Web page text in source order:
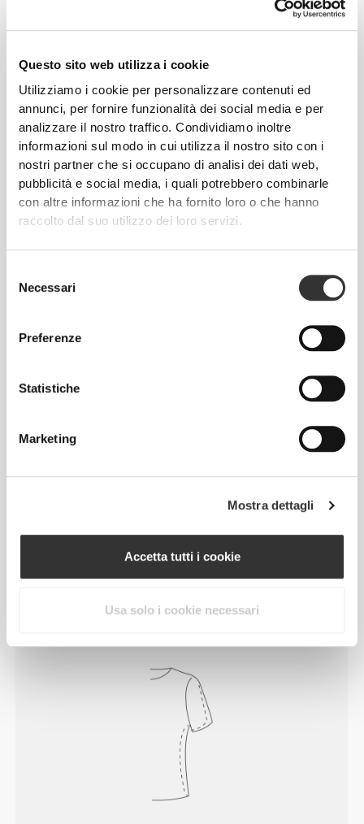
Questo sito web utilizza i cookie
Utilizziamo i cookie per personalizzare contenuti ed
annunci, per fornire funzionalità dei social media e per
analizzare il nostro traffico. Condividiamo inoltre
informazioni sul modo in cui utilizza il nostro sito con i
nostri partner che si occupano di analisi dei dati web,
pubblicità e social media, i quali potrebbero combinarle
con altre informazioni che ha fornito loro o che hanno
raccolto dal suo utilizzo dei loro servizi.
delNecessari
Preferenze
Statistiche
Marketing
Mostra dettagli
Accetta tutti i cookie
Usa solo i cookie necessari
Senza etichetta cucita
Il nostro abbigliamento è sinonimo di comodità.
Abbiamo abbracciato una filosofia che rimane
impressa sui vestiti: senza cuciture! Senza etichette
cucite, indossare le nostre creazioni diventa un
piacere, perché non causano irritazioni alla pelle.
CONSIGLI PER LE TAGLIE
Questo articolo
silhouette del tuo corpo.